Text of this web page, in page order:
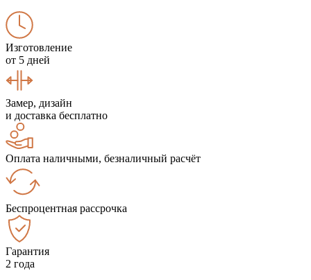
Изготовление
от 5 дней
Замер, дизайн
и доставка бесплатно
Оплата наличными, безналичный расчёт
Беспроцентная рассрочка
Гарантия
2 года